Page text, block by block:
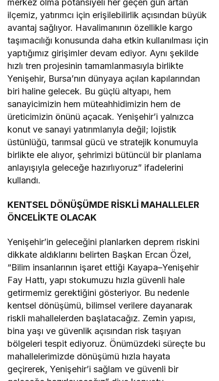
merkez olma potansiyeli her geçen gün artan
ilçemiz, yatırımcı için erişilebilirlik açısından büyük
avantaj sağlıyor. Havalimanının özellikle kargo
taşımacılığı konusunda daha etkin kullanılması için
yaptığımız girişimler devam ediyor. Aynı şekilde
hızlı tren projesinin tamamlanmasıyla birlikte
Yenişehir, Bursa’nın dünyaya açılan kapılarından
biri haline gelecek. Bu güçlü altyapı, hem
sanayicimizin hem müteahhidimizin hem de
üreticimizin önünü açacak. Yenişehir’i yalnızca
konut ve sanayi yatırımlarıyla değil; lojistik
üstünlüğü, tarımsal gücü ve stratejik konumuyla
birlikte ele alıyor, şehrimizi bütüncül bir planlama
anlayışıyla geleceğe hazırlıyoruz” ifadelerini
kullandı.
KENTSEL DÖNÜŞÜMDE RİSKLİ MAHALLELER
ÖNCELİKTE OLACAK
Yenişehir’in geleceğini planlarken deprem riskini
dikkate aldıklarını belirten Başkan Ercan Özel,
“Bilim insanlarının işaret ettiği Kayapa–Yenişehir
Fay Hattı, yapı stokumuzu hızla güvenli hale
getirmemiz gerektiğini gösteriyor. Bu nedenle
kentsel dönüşümü, bilimsel verilere dayanarak
riskli mahallelerden başlatacağız. Zemin yapısı,
bina yaşı ve güvenlik açısından risk taşıyan
bölgeleri tespit ediyoruz. Önümüzdeki süreçte bu
mahallelerimizde dönüşümü hızla hayata
geçirerek, Yenişehir’i sağlam ve güvenli bir